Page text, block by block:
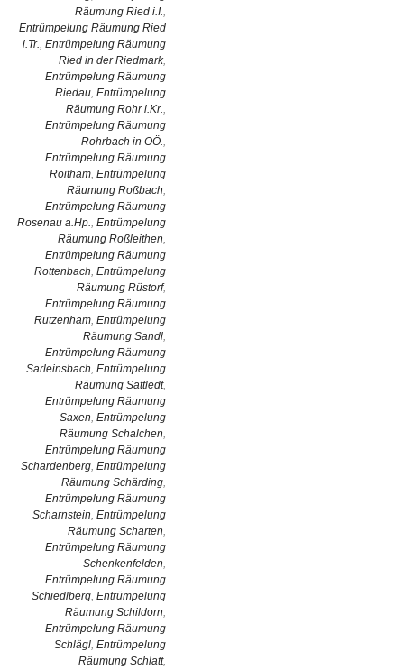
Räumung Ried i.I.,
Entrümpelung Räumung Ried
i.Tr., Entrümpelung Räumung
Ried in der Riedmark,
Entrümpelung Räumung
Riedau, Entrümpelung
Räumung Rohr i.Kr.,
Entrümpelung Räumung
Rohrbach in OÖ.,
Entrümpelung Räumung
Roitham, Entrümpelung
Räumung Roßbach,
Entrümpelung Räumung
Rosenau a.Hp., Entrümpelung
Räumung Roßleithen,
Entrümpelung Räumung
Rottenbach, Entrümpelung
Räumung Rüstorf,
Entrümpelung Räumung
Rutzenham, Entrümpelung
Räumung Sandl,
Entrümpelung Räumung
Sarleinsbach, Entrümpelung
Räumung Sattledt,
Entrümpelung Räumung
Saxen, Entrümpelung
Räumung Schalchen,
Entrümpelung Räumung
Schardenberg, Entrümpelung
Räumung Schärding,
Entrümpelung Räumung
Scharnstein, Entrümpelung
Räumung Scharten,
Entrümpelung Räumung
Schenkenfelden,
Entrümpelung Räumung
Schiedlberg, Entrümpelung
Räumung Schildorn,
Entrümpelung Räumung
Schlägl, Entrümpelung
Räumung Schlatt,